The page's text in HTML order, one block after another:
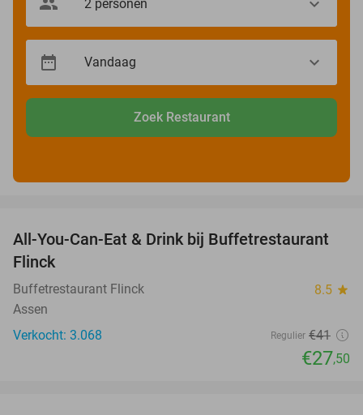
Zoek Restaurant
33%
All-You-Can-Eat & Drink bij Buffetrestaurant
Flinck
Buffetrestaurant Flinck 8.5 star
Assen
Verkocht: 3.068
Regulier €41
€27,50